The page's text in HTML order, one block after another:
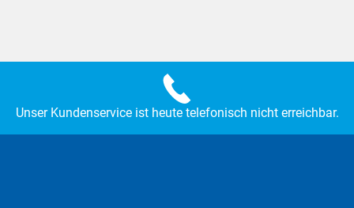
Unser Kundenservice ist heute telefonisch nicht erreichbar.